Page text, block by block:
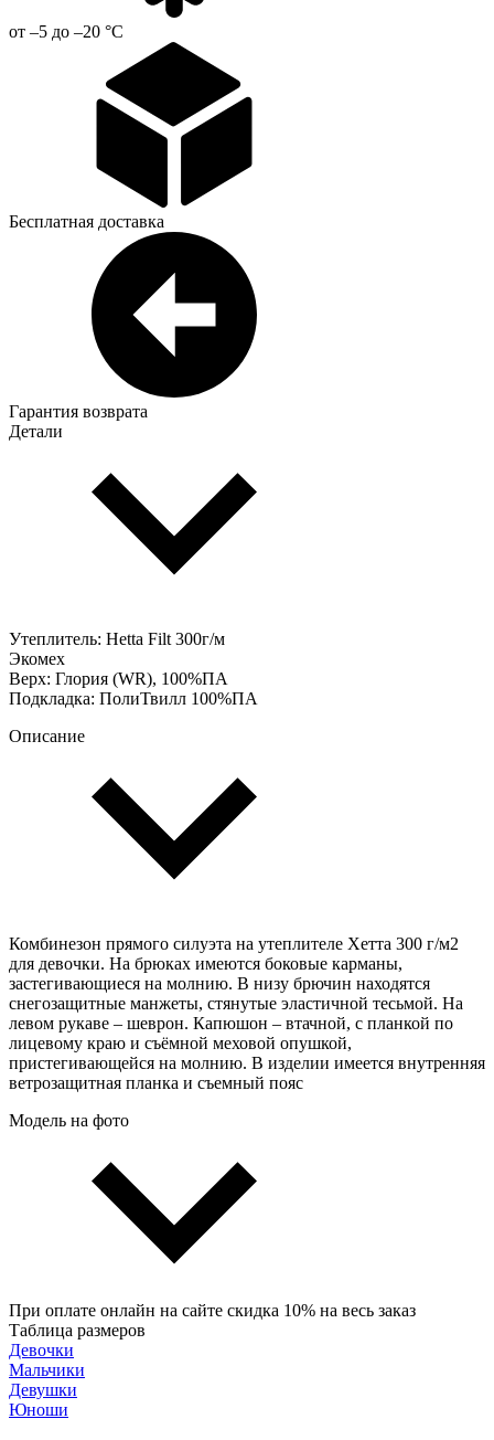
от –5 до –20 °С
Бесплатная доставка
Гарантия возврата
Детали
Утеплитель: Hetta Filt 300г/м
Экомех
Верх: Глория (WR), 100%ПА
Подкладка: ПолиТвилл 100%ПА
Описание
Комбинезон прямого силуэта на утеплителе Хетта 300 г/м2
для девочки. На брюках имеются боковые карманы,
застегивающиеся на молнию. В низу брючин находятся
снегозащитные манжеты, стянутые эластичной тесьмой. На
левом рукаве – шеврон. Капюшон – втачной, с планкой по
лицевому краю и съёмной меховой опушкой,
пристегивающейся на молнию. В изделии имеется внутренняя
ветрозащитная планка и съемный пояс
Модель на фото
При оплате онлайн на сайте скидка 10% на весь заказ
Таблица размеров
Девочки
Мальчики
Девушки
Юноши